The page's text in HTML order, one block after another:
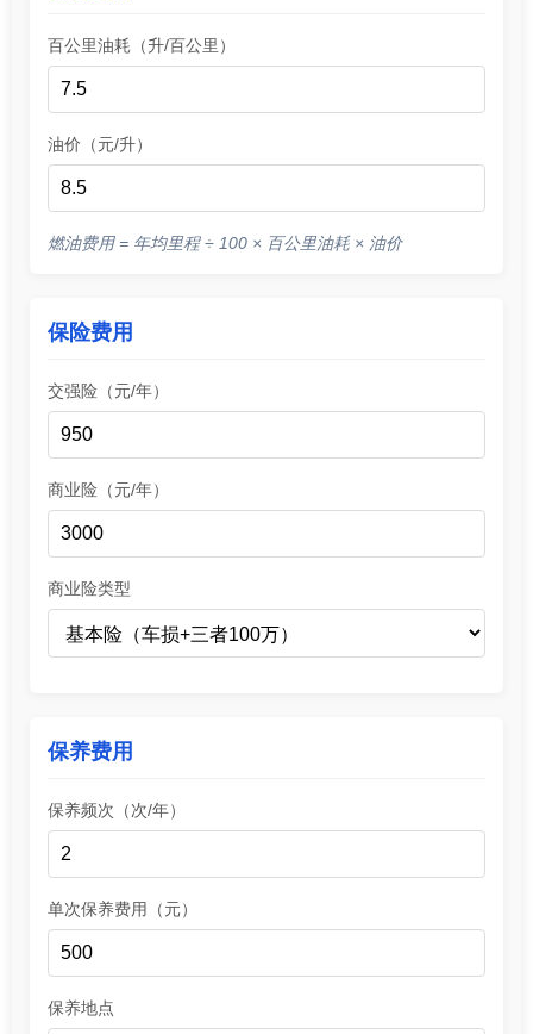
百公里油耗（升/百公里）
油价（元/升）
燃油费用 = 年均里程 ÷ 100 × 百公里油耗 × 油价
保险费用
交强险（元/年）
商业险（元/年）
商业险类型
保养费用
保养频次（次/年）
单次保养费用（元）
保养地点